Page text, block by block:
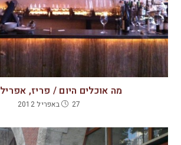
מה אוכלים היום / פריז, אפריל 2012
27 באפריל 2012